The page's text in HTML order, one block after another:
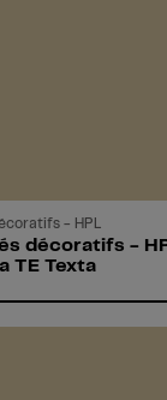
- HPL
décoratifs -
TE Texta